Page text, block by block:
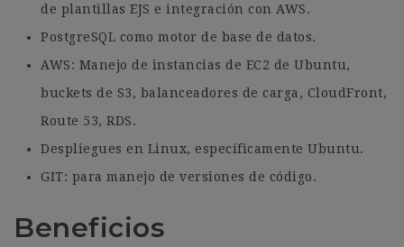
de plantillas EJS e integración con AWS.
PostgreSQL como motor de base de datos.
AWS: Manejo de instancias de EC2 de Ubuntu,
buckets de S3, balanceadores de carga, CloudFront,
Route 53, RDS.
Despliegues en Linux, específicamente Ubuntu.
GIT: para manejo de versiones de código.
Beneficios